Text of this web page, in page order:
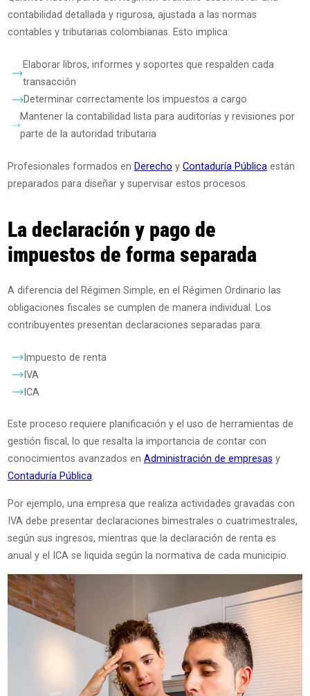
contabilidad detallada y rigurosa, ajustada a las normas
contables y tributarias colombianas. Esto implica:
Elaborar libros, informes y soportes que respalden cada
transacción
Determinar correctamente los impuestos a cargo
Mantener la contabilidad lista para auditorías y revisiones por
parte de la autoridad tributaria
Profesionales formados en Derecho y Contaduría Públicaestán
preparados para diseñar y supervisar estos procesos.
La declaración y pago de
impuestos de forma separada
A diferencia del Régimen Simple, en el Régimen Ordinario las
obligaciones fiscales se cumplen de manera individual. Los
contribuyentes presentan declaraciones separadas para:
Impuesto de renta
IVA
ICA
Este proceso requiere planificación y el uso de herramientas de
gestión fiscal, lo que resalta la importancia de contar con
conocimientos avanzados en Administración de empresas y
Contaduría Pública.
Por ejemplo, una empresa que realiza actividades gravadas con
IVA debe presentar declaraciones bimestrales o cuatrimestrales,
según sus ingresos, mientras que la declaración de renta es
anual y el ICA se liquida según la normativa de cada municipio.